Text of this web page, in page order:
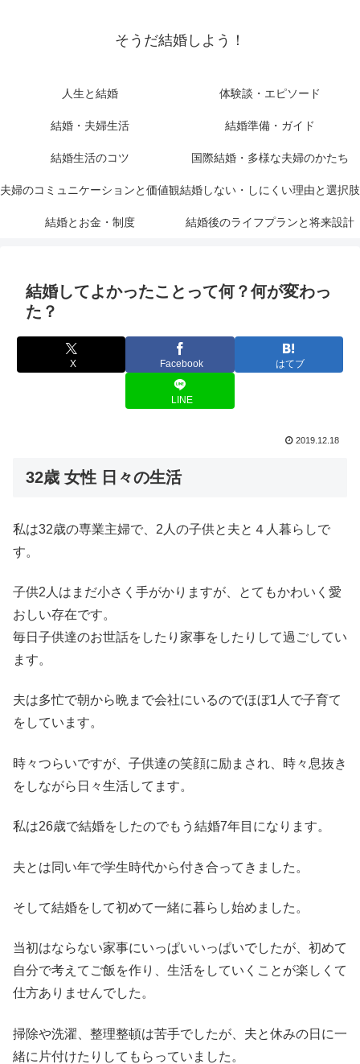
そうだ結婚しよう！
人生と結婚 体験談・エピソード
結婚・夫婦生活 結婚準備・ガイド
結婚生活のコツ 国際結婚・多様な夫婦のかたち
夫婦のコミュニケーションと価値観結婚しない・しにくい理由と選択肢
結婚とお金・制度 結婚後のライフプランと将来設計
結婚してよかったことって何？何が変わっ
た？
X Facebook はてブ
LINE
2019.12.18
32歳 女性 日々の生活
私は32歳の専業主婦で、2人の子供と夫と４人暮らしで
す。
子供2人はまだ小さく手がかりますが、とてもかわいく愛
おしい存在です。
毎日子供達のお世話をしたり家事をしたりして過ごしてい
ます。
夫は多忙で朝から晩まで会社にいるのでほぼ1人で子育て
をしています。
時々つらいですが、子供達の笑顔に励まされ、時々息抜き
をしながら日々生活してます。
私は26歳で結婚をしたのでもう結婚7年目になります。
夫とは同い年で学生時代から付き合ってきました。
そして結婚をして初めて一緒に暮らし始めました。
当初はならない家事にいっぱいいっぱいでしたが、初めて
自分で考えてご飯を作り、生活をしていくことが楽しくて
仕方ありませんでした。
掃除や洗濯、整理整頓は苦手でしたが、夫と休みの日に一
緒に片付けたりしてもらっていました。